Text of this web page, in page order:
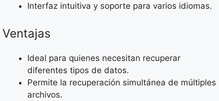
Interfaz intuitiva y soporte para varios idiomas.
Ventajas
Ideal para quienes necesitan recuperar
diferentes tipos de datos.
Permite la recuperación simultánea de múltiples
archivos.